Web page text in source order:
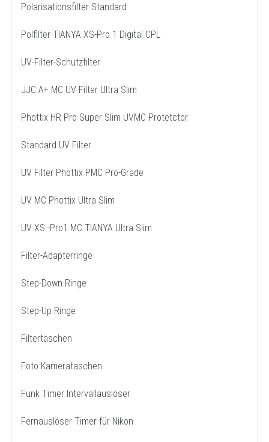
Polarisationsfilter Standard
Polfilter TIANYA XS-Pro 1 Digital CPL
UV-Filter-Schutzfilter
JJC A+ MC UV Filter Ultra Slim
Phottix HR Pro Super Slim UVMC Protetctor
Standard UV Filter
UV Filter Phottix PMC Pro-Grade
UV MC Phottix Ultra Slim
UV XS -Pro1 MC TIANYA Ultra Slim
Filter-Adapterringe
Step-Down Ringe
Step-Up Ringe
Filtertaschen
Foto Kamerataschen
Funk Timer Intervallauslöser
Fernauslöser Timer für Nikon